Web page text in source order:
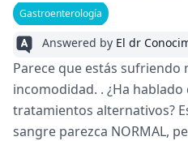
Gastroenterología
Answered by El dr
Parece que estás sufriendo
incomodidad. . ¿Ha
tratamientos alternativos?
sangre parezca NORMAL,